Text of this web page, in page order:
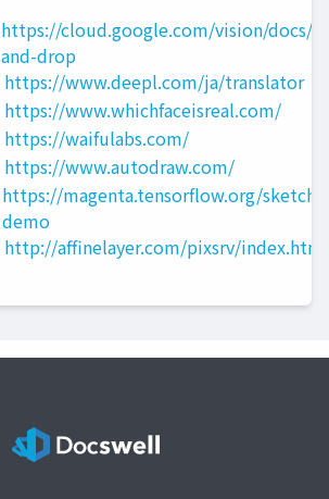
https://cloud.google.com/vision/docs/
and-drop
https://www.deepl.com/ja/translator
https://www.whichfaceisreal.com/
https://waifulabs.com/
https://www.autodraw.com/
https://magenta.tensorflow.org/sketch-
demo
http://affinelayer.com/pixsrv/index.html